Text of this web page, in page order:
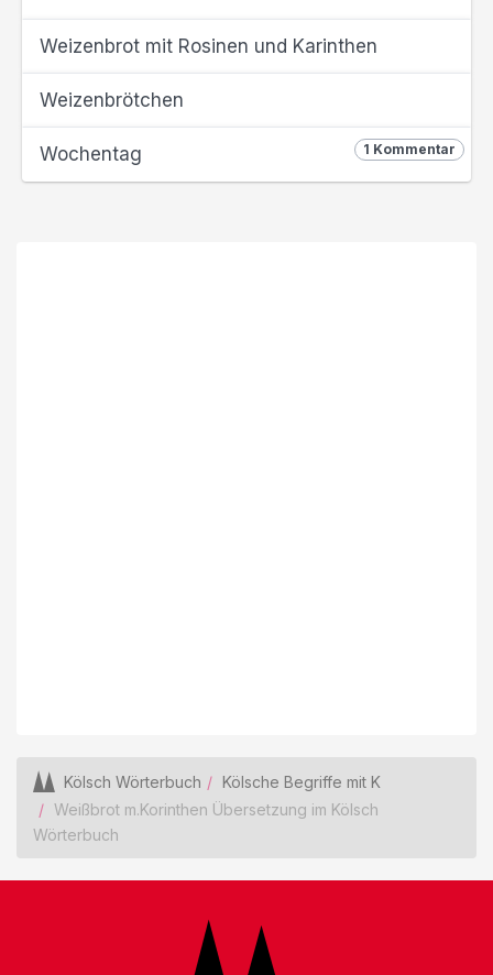
Weizenbrot mit Rosinen und Karinthen
Weizenbrötchen
1 Kommentar
Wochentag
Kölsch Wörterbuch
Kölsche Begriffe mit K
Weißbrot m.Korinthen Übersetzung im Kölsch
Wörterbuch